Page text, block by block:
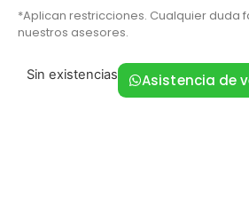
*Aplican restricciones. Cualquier duda
nuestros asesores.
Sin existencias Asistencia de